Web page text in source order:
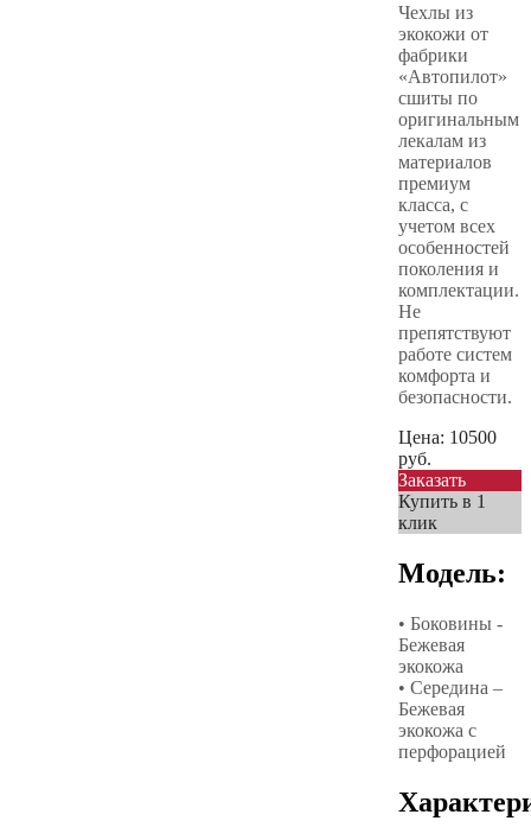
Чехлы из
экокожи от
фабрики
«Автопилот»
сшиты по
оригинальным
лекалам из
материалов
премиум
класса, с
учетом всех
особенностей
поколения и
комплектации.
Не
препятствуют
работе систем
комфорта и
безопасности.
Цена: 10500
руб.
Заказать
Купить в 1
клик
Модель:
• Боковины -
Бежевая
экокожа
• Середина –
Бежевая
экокожа с
перфорацией